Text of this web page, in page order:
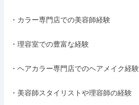
・カラー専門店での美容師経験
・理容室での豊富な経験
・ヘアカラー専門店でのヘアメイク経験
・美容師スタイリストや理容師の経験